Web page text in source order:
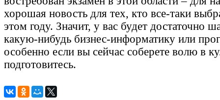
хорошая новость для тех, кто все-таки
этом году. Значит, у вас будет достаточно
какую-нибудь бизнес-информатику или
особенно если вы сейчас соберете волю в
подготовитесь.